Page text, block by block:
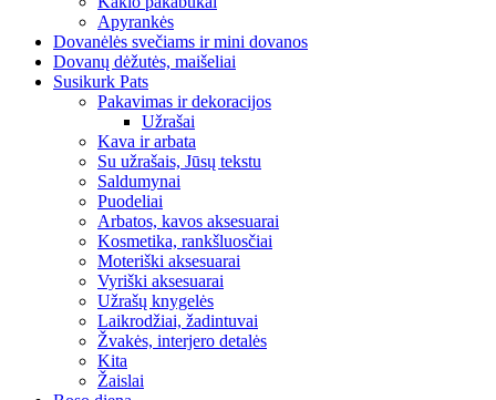
Apyrankės
Dovanėlės svečiams ir mini dovanos
Dovanų dėžutės, maišeliai
Susikurk Pats
Pakavimas ir dekoracijos
Užrašai
Kava ir arbata
Su užrašais, Jūsų tekstu
Saldumynai
Puodeliai
Arbatos, kavos aksesuarai
Kosmetika, rankšluosčiai
Moteriški aksesuarai
Vyriški aksesuarai
Užrašų knygelės
Laikrodžiai, žadintuvai
Žvakės, interjero detalės
Kita
Žaislai